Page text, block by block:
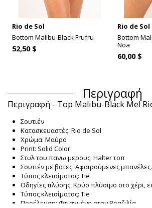
Rio de Sol
Bottom Malibu-Black Frufru
52,50 $
Rio de Sol
Bottom
Noa
60,00 $
Περιγραφή
Περιγραφή - Top Malibu-Black Mel
Σουτιέν
Κατασκευαστές: Rio de Sol
Χρώμα: Μαύρο
Print: Solid Color
Στυλ του πανω μερους: Halter τοπ
Σουτιέν με βάτες: Αφαιρούμενες μπανέλες.
Τύπος κλεισίματος: Tie
Οδηγίες πλύσης: Κρύο πλύσιμο στο χέρι,
Τύπος κλεισίματος: Tie
Προέλευση: Φτιαγμένο στην Βραζιλία.